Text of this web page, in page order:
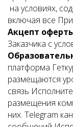
на условиях,
включая все
Акцепт
Заказчика с
платформа
размещаются
связь
размещения
них. Telegram